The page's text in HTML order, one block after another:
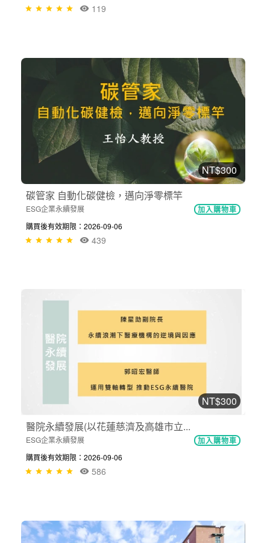
119
NT$300
碳管家 自動化碳健檢，邁向淨零標竿
ESG企業永續發展 加入購物車
購買後有效期限：2026-09-06
439
NT$300
醫院永續發展(以花蓮慈濟及高雄市立...
ESG企業永續發展 加入購物車
購買後有效期限：2026-09-06
586